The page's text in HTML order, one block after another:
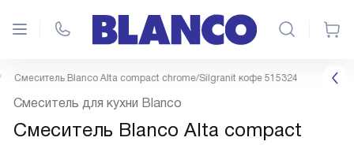
Смеситель Blanco Alta compact chrome/Silgranit кофе 515324
Смеситель для кухни Blanco
Смеситель Blanco Alta compact